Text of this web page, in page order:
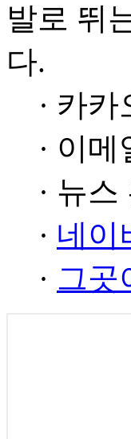
발로 뛰
다.
· 카
· 이메
· 뉴
· 네이
· 그곳